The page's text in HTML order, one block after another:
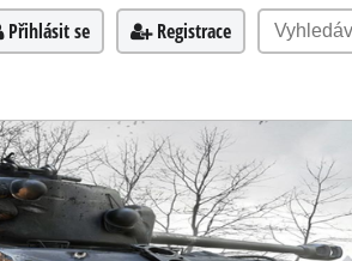
Přihlásit se Registrace